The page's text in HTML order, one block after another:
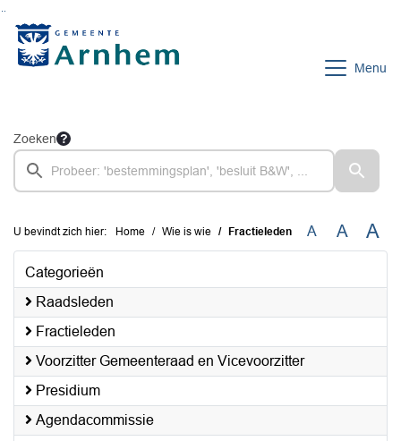
Menu
Zoeken
U bevindt zich hier: Home Wie is wie Fractieleden A A A
Categorieën
Raadsleden
Fractieleden
Voorzitter Gemeenteraad en Vicevoorzitter
Presidium
Agendacommissie